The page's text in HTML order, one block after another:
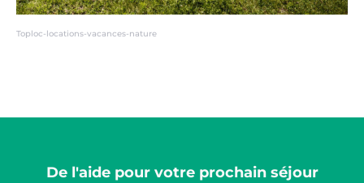
Toploc-locations-vacances-nature
De l'aide pour votre prochain séjour